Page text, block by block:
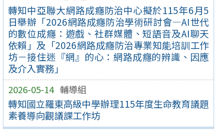
轉知中亞聯大網路成癮防治中心擬於115年6月5
日舉辦「2026網路成癮防治學術研討會—AI世代
的數位成癮：遊戲、社群媒體、短語音及AI聊天
依賴」及「2026網路成癮防治專業知能培訓工作
坊－接住迷『網』的心：網路成癮的辨識、因應
及介入實務」
2026-05-14 輔導組
轉知國立羅東高級中學辦理115年度生命教育議題
素養導向觀議課工作坊